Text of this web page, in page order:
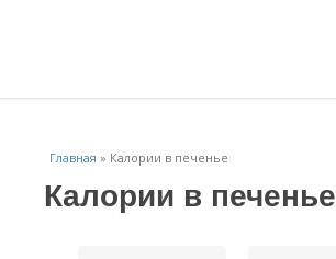
Главная » Калории в печенье
Калории в печенье